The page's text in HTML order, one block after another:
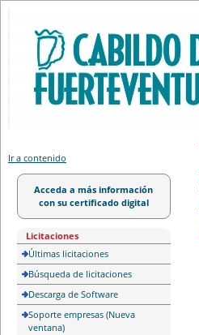
Ir a contenido
Acceda a más información
con su certificado digital
Licitaciones
Últimas licitaciones
Búsqueda de licitaciones
Descarga de Software
Soporte empresas (Nueva
ventana)